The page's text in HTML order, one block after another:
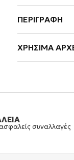
ΠΕΡΙΓΡΑΦΉ
ΧΡΉΣΙΜΑ
συναλλαγές